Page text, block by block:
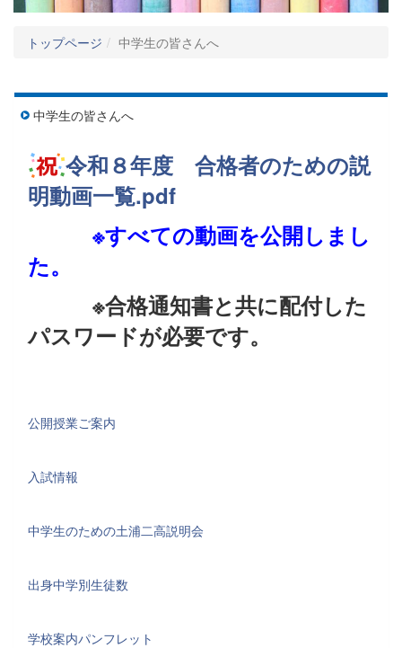
トップページ 中学生の皆さんへ
中学生の皆さんへ
令和８年度 合格者のための説
明動画一覧.pdf
※すべての動画を公開しまし
た。
※合格通知書と共に配付した
パスワードが必要です。
公開授業ご案内
入試情報
中学生のための土浦二高説明会
出身中学別生徒数
学校案内パンフレット